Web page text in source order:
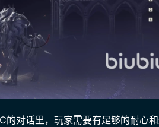
对话里，玩家需要有足够的耐心